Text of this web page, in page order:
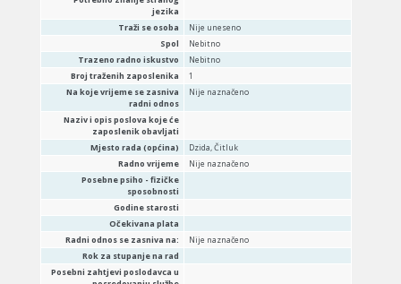
jezika
Traži se osoba
Nije uneseno
Spol
Nebitno
Trazeno radno iskustvo
Nebitno
Broj traženih zaposlenika
1
Na koje vrijeme se zasniva
radni odnos
Nije naznačeno
Naziv i opis poslova koje će
zaposlenik obavljati
Mjesto rada (općina)
Dzida, Čitluk
Radno vrijeme
Nije naznačeno
Posebne psiho - fizičke
sposobnosti
Godine starosti
Očekivana plata
Radni odnos se zasniva na:
Nije naznačeno
Rok za stupanje na rad
Posebni zahtjevi poslodavca u